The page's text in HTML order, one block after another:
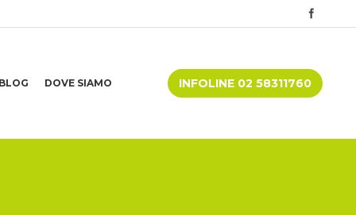
BLOG DOVE SIAMO INFOLINE 02 58311760